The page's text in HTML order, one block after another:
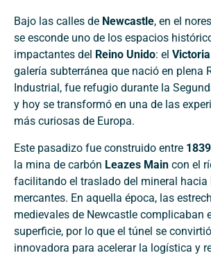
Bajo las calles de Newcastle, en el
se esconde uno de los espacios
impactantes del Reino Unido: el
galería subterránea que nació en plena
Industrial, fue refugio durante la
y hoy se transformó en una de las
más curiosas de Europa.
Este pasadizo fue construido entre
la mina de carbón Leazes Main con el
facilitando el traslado del mineral hacia
mercantes. En aquella época, las
medievales de Newcastle complicaban
superficie, por lo que el túnel se
innovadora para acelerar la logística y